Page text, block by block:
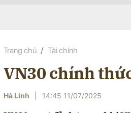
Trang chủ Tài chính
VN30 chính
Hà Linh 14:45 11/07/2025